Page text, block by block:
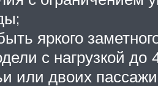
яркого
с нагрузкой
или двоих